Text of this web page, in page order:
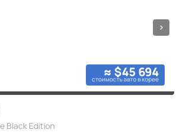
≈ $45 694
стоимость авто в корее
Black Edition